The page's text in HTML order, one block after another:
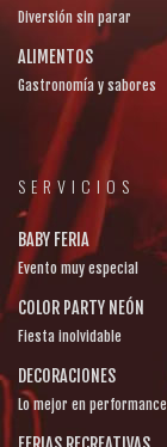
Diversión sin parar
ALIMENTOS
Gastronomía y sabores
SERVICIOS
BABY FERIA
Evento muy especial
COLOR PARTY NEÓN
Fiesta inolvidable
DECORACIONES
Lo mejor en performance